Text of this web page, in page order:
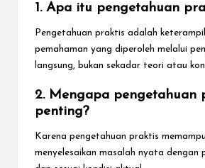
1. Apa itu pengetahuan
Pengetahuan praktis adalah
pemahaman yang diperoleh melalui
langsung, bukan sekadar teori atau
2. Mengapa pengetahuan
penting?
Karena pengetahuan praktis
menyelesaikan masalah nyata dengan